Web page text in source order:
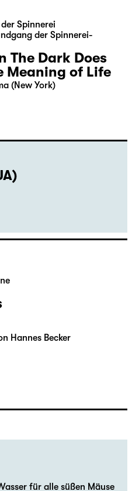
Spinnerei
der Spinnerei-
The Dark Does
Meaning of Life
Hannes Becker